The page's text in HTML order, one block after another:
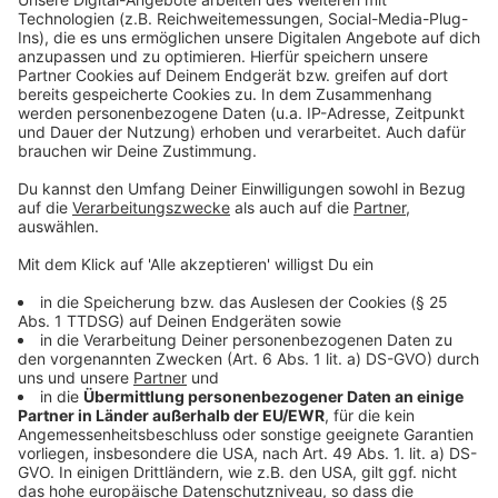
vereinbart werden muss.
Anzeige
Weitere Infos und Links zum Thema:
(0211) 899-9069
Terminvergabe für das Kinderimpfen der Stadt
läuft seit Anfang der Woche
Meldung der Stadt zum Start der Kinderimpfungen
im Impfzentrum 2.0
Wichtige Infos für die Impfung bei Kindern und
Jugendlichen